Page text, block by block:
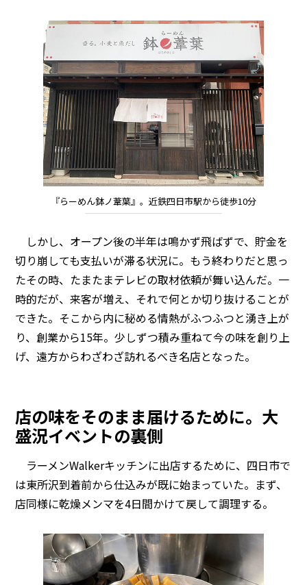
『らーめん鉢ノ葦葉』。近鉄四日市駅から徒歩10分
しかし、オープン後の半年は鳴かず飛ばずで、貯金を
切り崩しても支払いが滞る状況に。もう終わりだと思っ
たその時、たまたまテレビの取材依頼が舞い込んだ。一
時的だが、来客が増え、それで何とか切り抜けることが
できた。そこから内に秘める情熱がふつふつと湧き上が
り、創業から15年。少しずつ積み重ねて今の味を創り上
げ、遠方からわざわざ訪れるべき名店となった。
店の味をそのまま届けるために。大
盛況イベントの裏側
ラーメンWalkerキッチンに出店するために、四日市で
は東所沢到着前から仕込みが既に始まっていた。まず、
店同様に乾燥メンマを4日間かけて戻して調理する。